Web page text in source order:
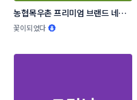
농협목우촌 프리미엄 브랜드 네이
밍 공모
꽃이되었다